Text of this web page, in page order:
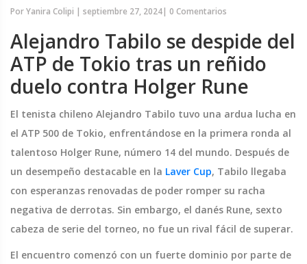
PorYanira Colipi | septiembre 27, 2024| 0 Comentarios
Alejandro Tabilo se despide del
ATP de Tokio tras un reñido
duelo contra Holger Rune
El tenista chileno Alejandro Tabilo tuvo una ardua lucha en
el ATP 500 de Tokio, enfrentándose en la primera ronda al
talentoso Holger Rune, número 14 del mundo. Después de
un desempeño destacable en la Laver Cup, Tabilo llegaba
con esperanzas renovadas de poder romper su racha
negativa de derrotas. Sin embargo, el danés Rune, sexto
cabeza de serie del torneo, no fue un rival fácil de superar.
El encuentro comenzó con un fuerte dominio por parte de